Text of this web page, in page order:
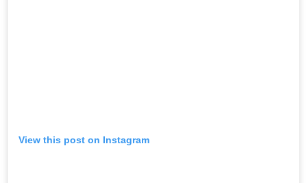
View this post on Instagram